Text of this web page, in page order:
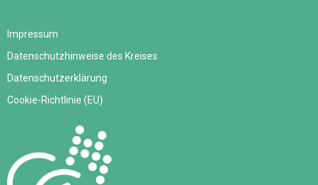
Impressum
Datenschutzhinweise des Kreises
Datenschutzerklärung
Cookie-Richtlinie (EU)